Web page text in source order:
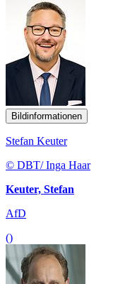
Bildinformationen
Stefan Keuter
© DBT/ Inga Haar
Keuter, Stefan
AfD
()